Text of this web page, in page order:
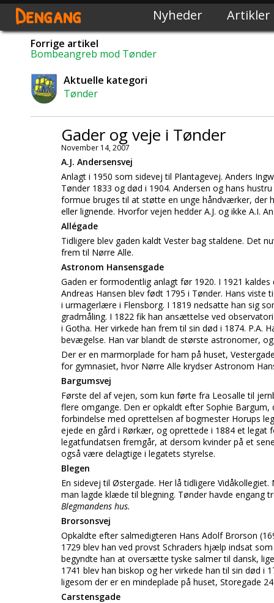
Dengang Nyheder Artikler
Forrige artikel
Bombeangreb mod Tønder
Aktuelle kategori
Tønder
Gader og veje i Tønder
November 14, 2007
A.J. Andersensvej
Anlagt i 1950 som sidevej til Plantagevej. Anders
Tønder 1833 og død i 1904. Andersen og hans
formue bruges til at støtte en unge håndværker, der
eller lignende. Hvorfor vejen hedder A.J. og ikke A.I.
Allégade
Tidligere blev gaden kaldt Vester bag staldene. Det
frem til Nørre Alle.
Astronom Hansensgade
Gaden er formodentlig anlagt før 1920. I 1921
Andreas Hansen blev født 1795 i Tønder. Hans
i urmagerlære i Flensborg. I 1819 nedsatte han sig
gradmåling. I 1822 fik han ansættelse ved
i Gotha. Her virkede han frem til sin død i 1874. P.A.
bevægelse. Han var blandt de største astronomer,
Der er en marmorplade for ham på huset,
for gymnasiet, hvor Nørre Alle krydser Astronom
Bargumsvej
Første del af vejen, som kun førte fra Leosalle til
flere omgange. Den er opkaldt efter Sophie
forbindelse med oprettelsen af bogmester Horups
ejede en gård i Rørkær, og oprettede i 1884 et
legatfundatsen fremgår, at dersom kvinder på et
også være delagtige i legatets styrelse.
Blegen
En sidevej til Østergade. Her lå tidligere
man lagde klæde til blegning. Tønder havde engang
Blegmandens hus.
Brorsonsvej
Opkaldte efter salmedigteren Hans Adolf Brorson
1729 blev han ved provst Schraders hjælp indsat
begyndte han at oversætte tyske salmer til dansk,
1741 blev han biskop og her virkede han til sin død i
ligesom der er en mindeplade på huset, Storegade
Carstensgade